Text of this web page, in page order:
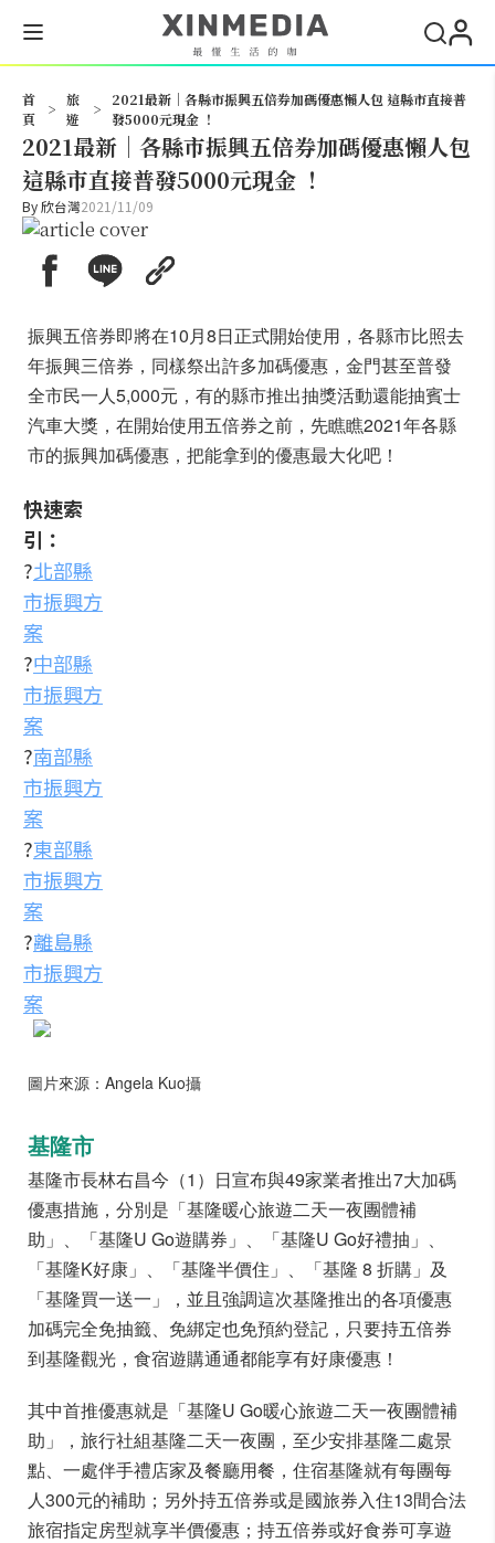
首
頁
>
旅
遊
>
2021最新｜各縣市振興五倍券加碼優惠懶人包 這縣市直接普
發5000元現金 ！
2021最新｜各縣市振興五倍券加碼優惠懶人包
這縣市直接普發5000元現金 ！
By欣台灣2021/11/09
振興五倍券即將在10月8日正式開始使用，各縣市比照去
年振興三倍券，同樣祭出許多加碼優惠，金門甚至普發
全市民一人5,000元，有的縣市推出抽獎活動還能抽賓士
汽車大獎，在開始使用五倍券之前，先瞧瞧2021年各縣
市的振興加碼優惠，把能拿到的優惠最大化吧！
快速索
引：
?北部縣
市振興方
案
?中部縣
市振興方
案
?南部縣
市振興方
案
?東部縣
市振興方
案
?離島縣
市振興方
案
圖片來源：Angela Kuo攝
基隆市
基隆市長林右昌今（1）日宣布與49家業者推出7大加碼
優惠措施，分別是「基隆暖心旅遊二天一夜團體補
助」、「基隆U Go遊購券」、「基隆U Go好禮抽」、
「基隆K好康」、「基隆半價住」、「基隆 8 折購」及
「基隆買一送一」，並且強調這次基隆推出的各項優惠
加碼完全免抽籤、免綁定也免預約登記，只要持五倍券
到基隆觀光，食宿遊購通通都能享有好康優惠！
其中首推優惠就是「基隆U Go暖心旅遊二天一夜團體補
助」，旅行社組基隆二天一夜團，至少安排基隆二處景
點、一處伴手禮店家及餐廳用餐，住宿基隆就有每團每
人300元的補助；另外持五倍券或是國旅券入住13間合法
旅宿指定房型就享半價優惠；持五倍券或好食券可享遊